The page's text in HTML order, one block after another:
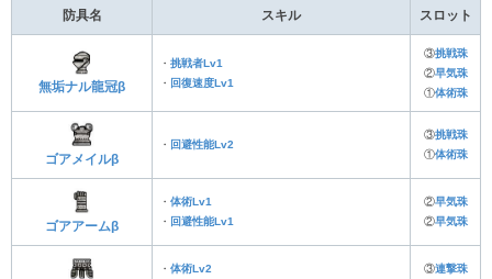
防具名 スキル スロット
無垢ナル龍冠β
・ 挑戦者Lv1
・ 回復速度Lv1
③挑戦珠
②早気珠
①体術珠
ゴアメイルβ
・ 回避性能Lv2
③挑戦珠
①体術珠
ゴアアームβ
・ 体術Lv1
・ 回避性能Lv1
②早気珠
②早気珠
・ 体術Lv2
③連撃珠